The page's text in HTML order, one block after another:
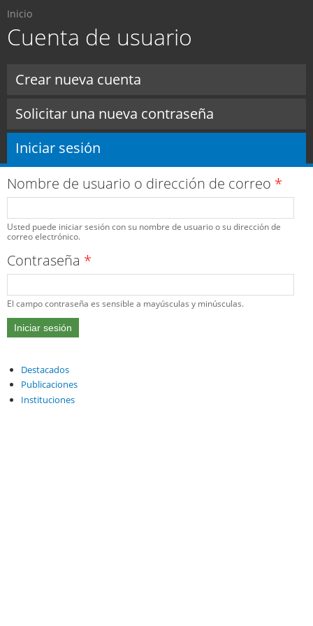
principal
Usted está aquí
Inicio
Cuenta de usuario
Crear nueva cuenta
Solicitar una nueva contraseña
Iniciar sesión
Nombre de usuario o dirección de correo *
Usted puede iniciar sesión con su nombre de usuario o su dirección de
correo electrónico.
Contraseña *
El campo contraseña es sensible a mayúsculas y minúsculas.
Destacados
Publicaciones
Instituciones